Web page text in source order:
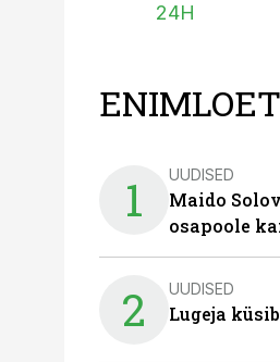
24H
1 UUDISED
Maido
osapoole
2 UUDISED
Lugeja